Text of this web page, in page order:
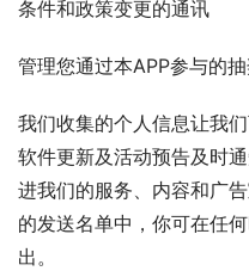
条件和政策变更的通讯
管理您通过本APP参与的
我们收集的个人信息让我
软件更新及活动预告及时
进我们的服务、内容和广
的发送名单中，你可在任
出。